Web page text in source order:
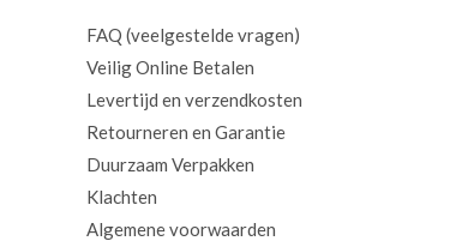
FAQ (veelgestelde vragen)
Veilig Online Betalen
Levertijd en verzendkosten
Retourneren en Garantie
Duurzaam Verpakken
Klachten
Algemene voorwaarden